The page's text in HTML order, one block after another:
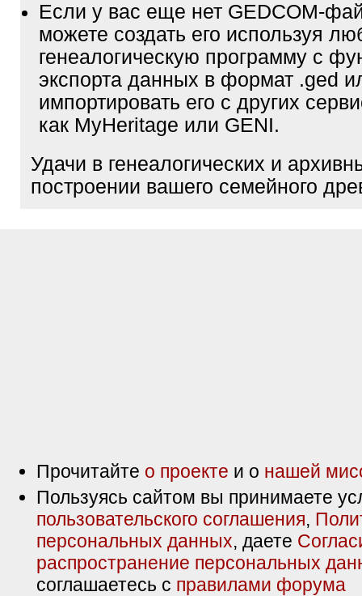
Если у вас еще нет GEDCOM-
можете создать его используя
генеалогическую программу с
экспорта данных в формат .ged
импортировать его с других
как MyHeritage или GENI.
Удачи в генеалогических и
построении вашего семейного
Прочитайте о проекте и о нашей
Пользуясь сайтом вы принимаете
пользовательского соглашения,
персональных данных, даете
распространение персональных
соглашаетесь с правилами форума